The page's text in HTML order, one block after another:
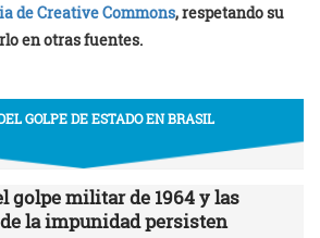
de Creative Commons, respetando su
en otras fuentes.
GOLPE DE ESTADO EN BRASIL
golpe militar de 1964 y las
la impunidad persisten